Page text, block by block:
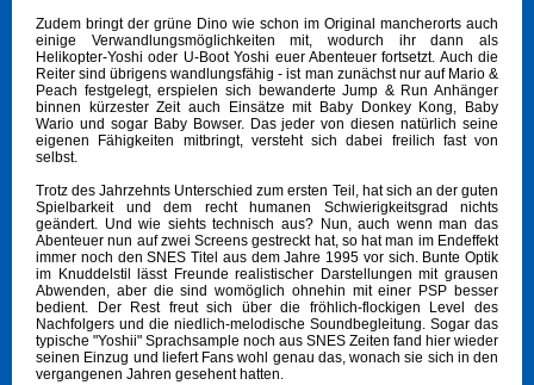
Zudem bringt der grüne Dino wie schon im Original mancherorts auch
einige Verwandlungsmöglichkeiten mit, wodurch ihr dann als
Helikopter-Yoshi oder U-Boot Yoshi euer Abenteuer fortsetzt. Auch die
Reiter sind übrigens wandlungsfähig - ist man zunächst nur auf Mario &
Peach festgelegt, erspielen sich bewanderte Jump & Run Anhänger
binnen kürzester Zeit auch Einsätze mit Baby Donkey Kong, Baby
Wario und sogar Baby Bowser. Das jeder von diesen natürlich seine
eigenen Fähigkeiten mitbringt, versteht sich dabei freilich fast von
selbst.
Trotz des Jahrzehnts Unterschied zum ersten Teil, hat sich an der guten
Spielbarkeit und dem recht humanen Schwierigkeitsgrad nichts
geändert. Und wie siehts technisch aus? Nun, auch wenn man das
Abenteuer nun auf zwei Screens gestreckt hat, so hat man im Endeffekt
immer noch den SNES Titel aus dem Jahre 1995 vor sich. Bunte Optik
im Knuddelstil lässt Freunde realistischer Darstellungen mit grausen
Abwenden, aber die sind womöglich ohnehin mit einer PSP besser
bedient. Der Rest freut sich über die fröhlich-flockigen Level des
Nachfolgers und die niedlich-melodische Soundbegleitung. Sogar das
typische "Yoshii" Sprachsample noch aus SNES Zeiten fand hier wieder
seinen Einzug und liefert Fans wohl genau das, wonach sie sich in den
vergangenen Jahren gesehent hatten.